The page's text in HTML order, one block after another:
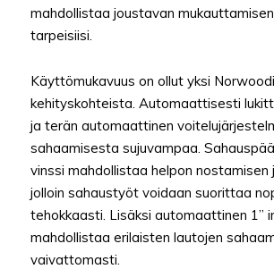
mahdollistaa joustavan mukauttamisen
tarpeisiisi.
Käyttömukavuus on ollut yksi
kehityskohteista. Automaattisesti
ja terän automaattinen
sahaamisesta sujuvampaa.
vinssi mahdollistaa helpon nostamisen
jolloin sahaustyöt voidaan suorittaa
tehokkaasti. Lisäksi automaattinen 1”
mahdollistaa erilaisten lautojen
vaivattomasti.